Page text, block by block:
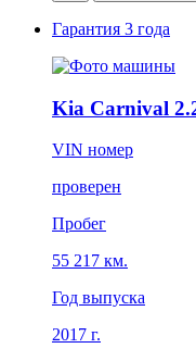
Гарантия 3 года
Kia Carnival
VIN номер
проверен
Пробег
55 217 км.
Год выпуска
2017 г.